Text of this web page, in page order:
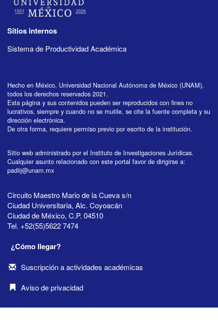
Sitios internos
Sistema de Productividad Académica
Hecho en México, Universidad Nacional Autónoma de México (UNAM),
todos los derechos reservados 2021.
Esta página y sus contenidos pueden ser reproducidos con fines no
lucrativos, siempre y cuando no se mutile, se cite la fuente completa y su
dirección electrónica.
De otra forma, requiere permiso previo por escrito de la institución.
Sitio web administrado por el Instituto de Investigaciones Jurídicas.
Cualquier asunto relacionado con este portal favor de dirigirse a:
padiij@unam.mx
Circuito Maestro Mario de la Cueva s/n
Ciudad Universitaria, Alc. Coyoacán
Ciudad de México, C.P. 04510
Tel. +52(55)5622 7474
¿Cómo llegar?
Suscripción a actividades académicas
Aviso de privacidad